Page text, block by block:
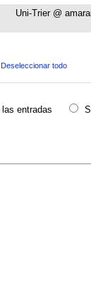
Uni-Trier @
Deseleccionar todo
las entradas